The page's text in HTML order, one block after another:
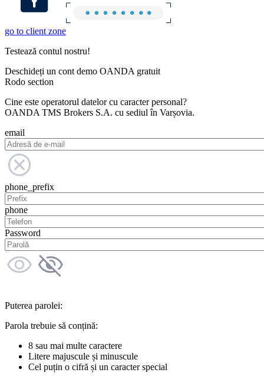
go to client zone
Testează contul nostru!
Deschideți un cont demo OANDA gratuit
Rodo section
Cine este operatorul datelor cu caracter personal?
OANDA TMS Brokers S.A. cu sediul în Varșovia.
email
phone_prefix
phone
Password
Puterea parolei:
Parola trebuie să conțină:
8 sau mai multe caractere
Litere majuscule și minuscule
Cel puțin o cifră și un caracter special